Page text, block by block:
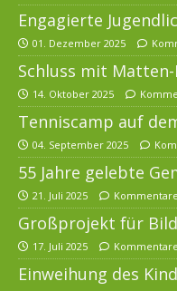
Engagierte
01. Dezember 2025
Schluss mit
14. Oktober 2025
Tenniscamp auf
04. September 2025
55 Jahre gelebte
21. Juli 2025
Großprojekt für
17. Juli 2025
Einweihung des